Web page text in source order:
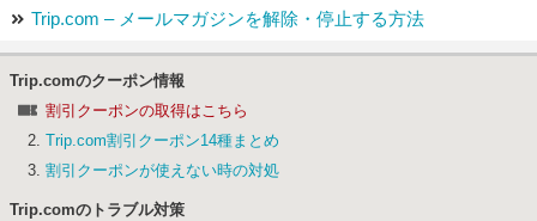
Trip.com – メールマガジンを解除・停止する方法
Trip.comのクーポン情報
割引クーポンの取得はこちら
Trip.com割引クーポン14種まとめ
割引クーポンが使えない時の対処
Trip.comのトラブル対策